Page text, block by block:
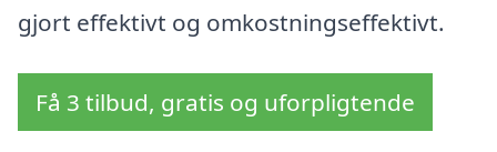
gjort effektivt og omkostningseffektivt.
Få 3 tilbud, gratis og uforpligtende